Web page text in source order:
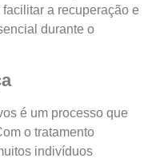
a recuperação e
durante o
é um processo que
o tratamento
indivíduos